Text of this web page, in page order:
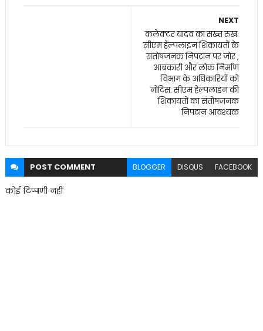
NEXT
कलेक्टर यादव का सख्त रुख:
सीएम हेल्पलाइन शिकायतों के
संतोषजनक निपटान पर जोर ,
आबकारी और लोक निर्माण
विभाग के अधिकारियों को
नोटिस: सीएम हेल्पलाइन की
शिकायतों का संतोषजनक
निपटान आवश्यक
POST COMMENT BLOGGER DISQUS FACEBOOK
कोई टिप्पणी नहीं